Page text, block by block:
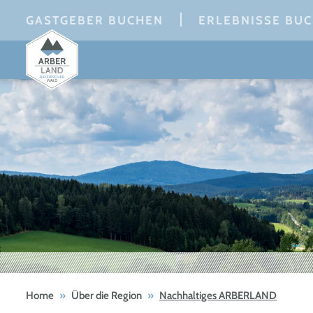
content
GASTGEBER BUCHEN ERLEBNISSE
Home » Über die Region » Nachhaltiges ARBERLAND